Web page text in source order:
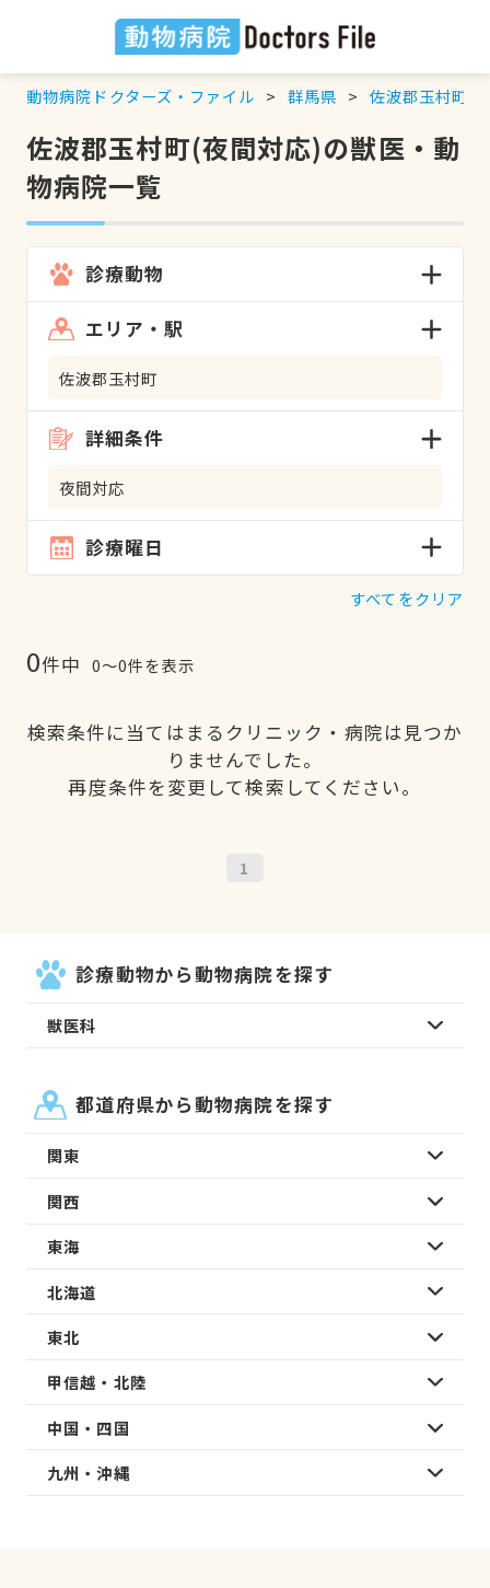
動物病院ドクターズ・ファイル 群馬県 佐波郡玉村町
佐波郡玉村町(夜間対応)の獣医・動
物病院一覧
診療動物
エリア・駅
佐波郡玉村町
詳細条件
夜間対応
診療曜日
すべてをクリア
0件中 0〜0件を表示
検索条件に当てはまるクリニック・病院は見つか
りませんでした。
再度条件を変更して検索してください。
1
診療動物から動物病院を探す
獣医科
都道府県から動物病院を探す
関東
関西
東海
北海道
東北
甲信越・北陸
中国・四国
九州・沖縄